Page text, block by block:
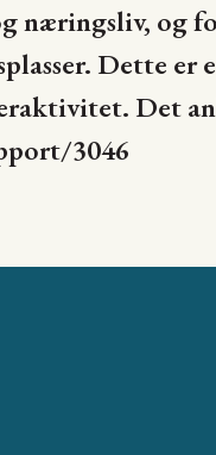
næringsliv, og
Dette er
Det
3046